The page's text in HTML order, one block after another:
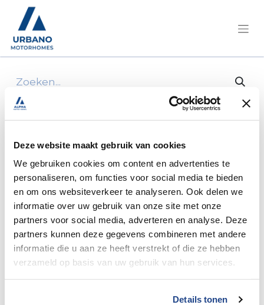
Deze website maakt gebruik van cookies
We gebruiken cookies om content en advertenties te
personaliseren, om functies voor social media te bieden
en om ons websiteverkeer te analyseren. Ook delen we
informatie over uw gebruik van onze site met onze
partners voor social media, adverteren en analyse. Deze
partners kunnen deze gegevens combineren met andere
informatie die u aan ze heeft verstrekt of die ze hebben
verzameld op basis van uw gebruik van hun services.
Details tonen
Alle producten
3M Perfect-Itiii Fast Cut Plus Brezan